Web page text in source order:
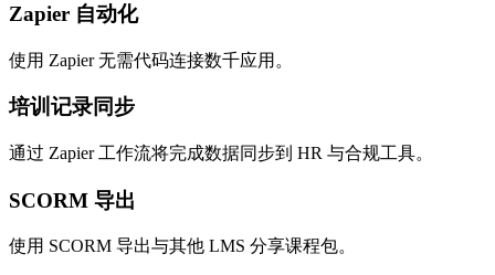
Zapier 自动化
使用 Zapier 无需代码连接数千应用。
培训记录同步
通过 Zapier 工作流将完成数据同步到 HR 与合规工具。
SCORM 导出
使用 SCORM 导出与其他 LMS 分享课程包。